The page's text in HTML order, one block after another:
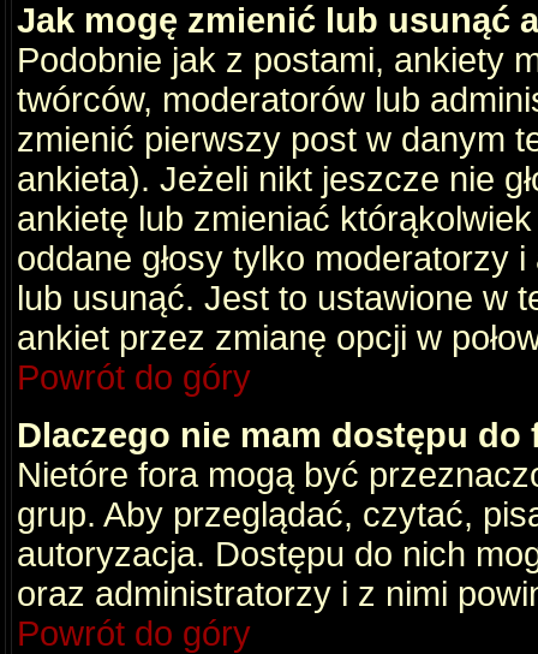
Jak mogę zmienić lub usunąć
Podobnie jak z postami, ankiety
twórców, moderatorów lub
zmienić pierwszy post w danym
ankieta). Jeżeli nikt jeszcze nie
ankietę lub zmieniać
oddane głosy tylko moderatorzy
lub usunąć. Jest to ustawione w
ankiet przez zmianę opcji w
Powrót do góry
Dlaczego nie mam dostępu do
Nietóre fora mogą być
grup. Aby przeglądać, czytać,
autoryzacja. Dostępu do nich
oraz administratorzy i z nimi
Powrót do góry